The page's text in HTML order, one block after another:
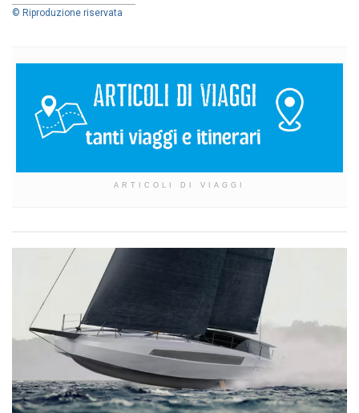
© Riproduzione riservata
ARTICOLI DI VIAGGI